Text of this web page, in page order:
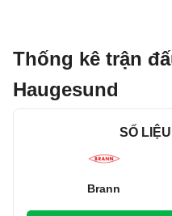
Thống kê trận
Haugesund
SỐ
Brann